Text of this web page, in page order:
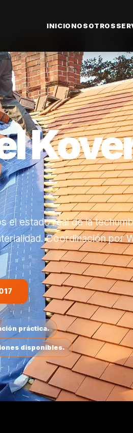
INICIONOSOTROS
el estado real de la
Coordinación por
práctica.
disponibles.